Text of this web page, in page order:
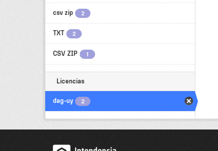
csv zip 2
TXT 2
CSV ZIP 1
Licencias
dag-uy 2